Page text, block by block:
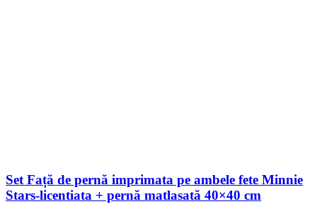
Set Față de pernă imprimata pe ambele fete Minnie
Stars-licentiata + pernă matlasată 40×40 cm